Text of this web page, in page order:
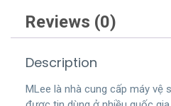
Reviews (0)
Description
MLee là nhà cung cấp máy vệ